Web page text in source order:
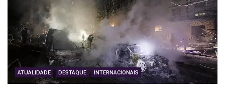
ATUALIDADE DESTAQUE INTERNACIONAIS